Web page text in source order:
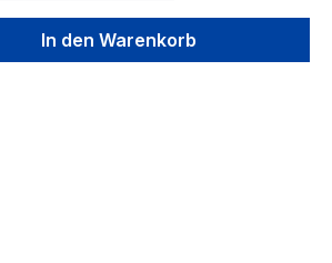
gewünschten Wert
In den Warenkorb